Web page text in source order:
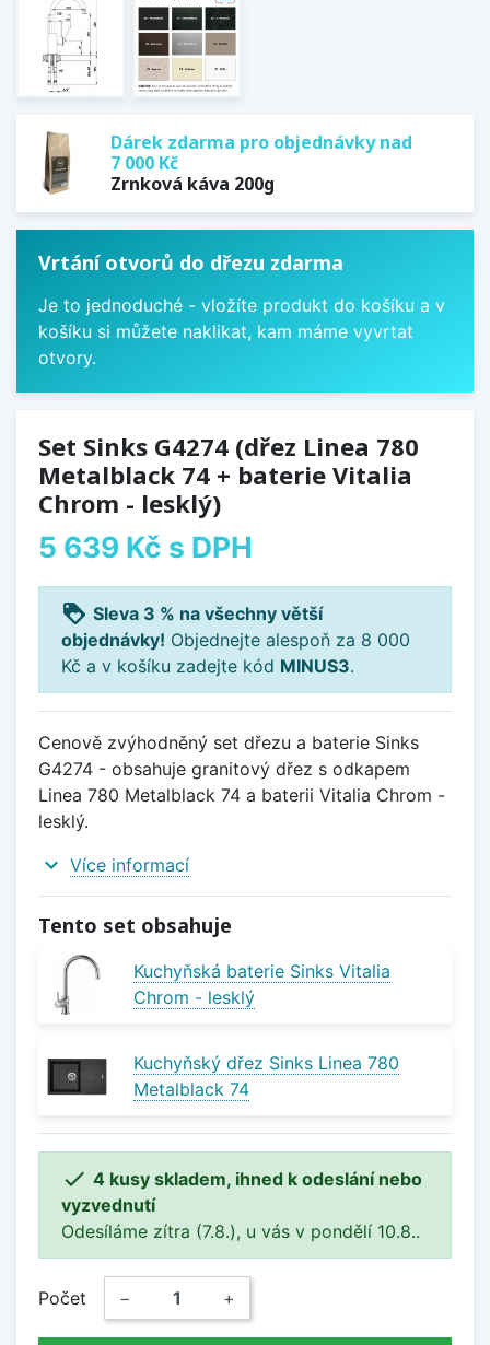
Dárek zdarma pro objednávky nad
7 000 Kč
Zrnková káva 200g
Vrtání otvorů do dřezu zdarma
Je to jednoduché - vložíte produkt do košíku a v
košíku si můžete naklikat, kam máme vyvrtat
otvory.
Set Sinks G4274 (dřez Linea 780
Metalblack 74 + baterie Vitalia
Chrom - lesklý)
5 639 Kč s DPH
loyalty Sleva 3 % na všechny větší
objednávky! Objednejte alespoň za 8 000
Kč a v košíku zadejte kód MINUS3.
Cenově zvýhodněný set dřezu a baterie Sinks
G4274 - obsahuje granitový dřez s odkapem
Linea 780 Metalblack 74 a baterii Vitalia Chrom -
lesklý.
expand_more Více informací
Tento set obsahuje
Kuchyňská baterie Sinks Vitalia
Chrom - lesklý
Kuchyňský dřez Sinks Linea 780
Metalblack 74
 4 kusy skladem, ihned k odeslání nebo
vyzvednutí
Odesíláme zítra (7.8.), u vás v pondělí 10.8..
Počet − +